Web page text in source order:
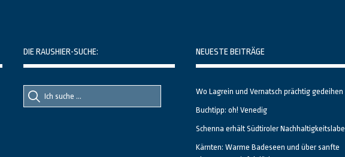
DIE RAUSHIER-SUCHE:
Suche
nach::
Suche
nach:
NEUESTE BEITRÄGE
Wo Lagrein und Vernatsch prächtig gedeihen
Buchtipp: oh! Venedig
Schenna erhält Südtiroler Nachhaltigkeitslabel
Kärnten: Warme Badeseen und über sanfte